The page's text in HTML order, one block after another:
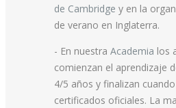
de Cambridge y en la
de verano en Inglaterra.
- En nuestra Academia los
comienzan el aprendizaje
4/5 años y finalizan
certificados oficiales. La